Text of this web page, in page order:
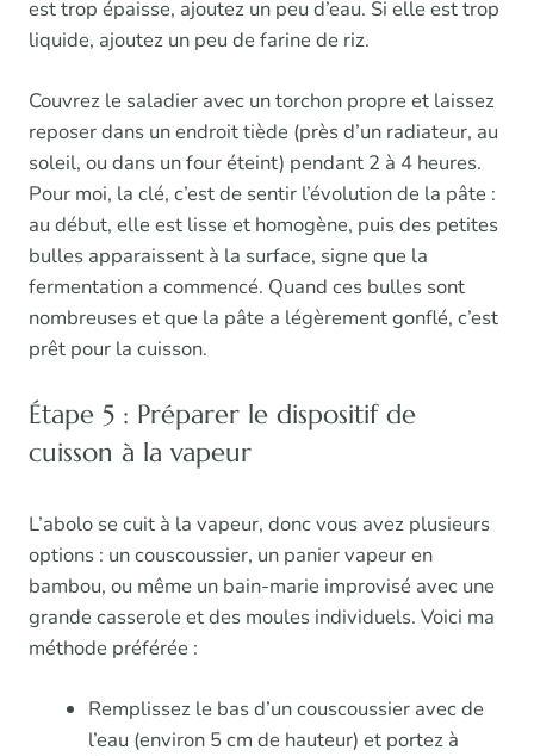
est trop épaisse, ajoutez un peu d’eau. Si elle est trop
liquide, ajoutez un peu de farine de riz.
Couvrez le saladier avec un torchon propre et laissez
reposer dans un endroit tiède (près d’un radiateur, au
soleil, ou dans un four éteint) pendant 2 à 4 heures.
Pour moi, la clé, c’est de sentir l’évolution de la pâte :
au début, elle est lisse et homogène, puis des petites
bulles apparaissent à la surface, signe que la
fermentation a commencé. Quand ces bulles sont
nombreuses et que la pâte a légèrement gonflé, c’est
prêt pour la cuisson.
Étape 5 : Préparer le dispositif de
cuisson à la vapeur
L’abolo se cuit à la vapeur, donc vous avez plusieurs
options : un couscoussier, un panier vapeur en
bambou, ou même un bain-marie improvisé avec une
grande casserole et des moules individuels. Voici ma
méthode préférée :
Remplissez le bas d’un couscoussier avec de
l’eau (environ 5 cm de hauteur) et portez à